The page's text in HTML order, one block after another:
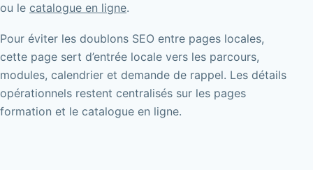
ou le catalogue en ligne.
Pour éviter les doublons SEO entre pages locales,
cette page sert d’entrée locale vers les parcours,
modules, calendrier et demande de rappel. Les détails
opérationnels restent centralisés sur les pages
formation et le catalogue en ligne.